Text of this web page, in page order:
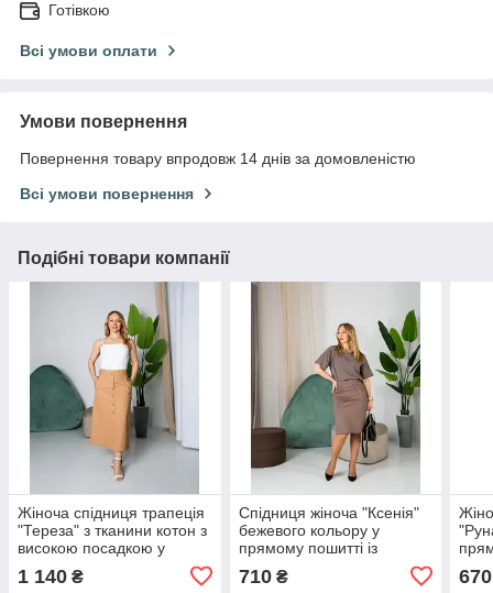
Готівкою
Всі умови оплати
Умови повернення
Повернення товару впродовж 14 днів за домовленістю
Всі умови повернення
Подібні товари компанії
Жіноча спідниця трапеція
"Тереза" з тканини котон з
високою посадкою у
бежевому кольорі розміри
від 44 до 54
1 140 ₴
Спідниця жіноча "Ксенія"
бежевого кольору у
прямому пошитті із
розміри від 44 по 54
710₴ 670